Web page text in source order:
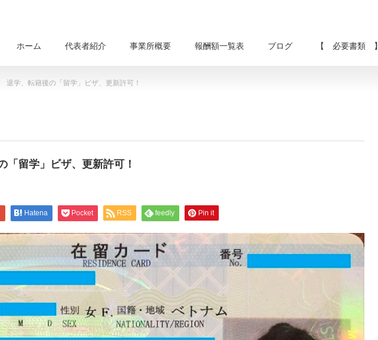
ホーム 代表者紹介 事業所概要 報酬額一覧表 ブログ 【 必要書類 】
退学、転籍後の「留学」ビザ、更新許可！
「留学」ビザ、更新許可！
Hatena Pocket RSS feedly Pin it